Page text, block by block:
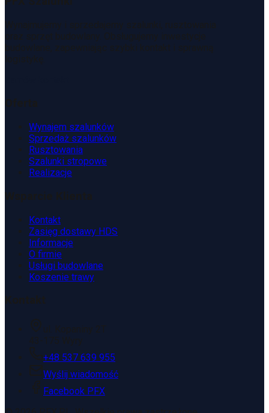
Wynajem szalunków
Sprzedaż szalunków
Rusztowania
Szalunki stropowe
Realizacje
Kontakt
Zasięg dostawy HDS
Informacje
O firmie
Usługi budowlane
Koszenie trawy
+48 537 639 955
Wyślij wiadomość
Facebook PFX